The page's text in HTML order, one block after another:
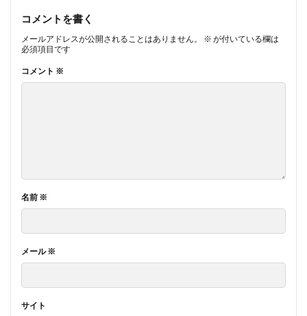
コメントを書く
メールアドレスが公開されることはありません。 ※ が付いている欄は
必須項目です
コメント ※
名前 ※
メール※
サイト